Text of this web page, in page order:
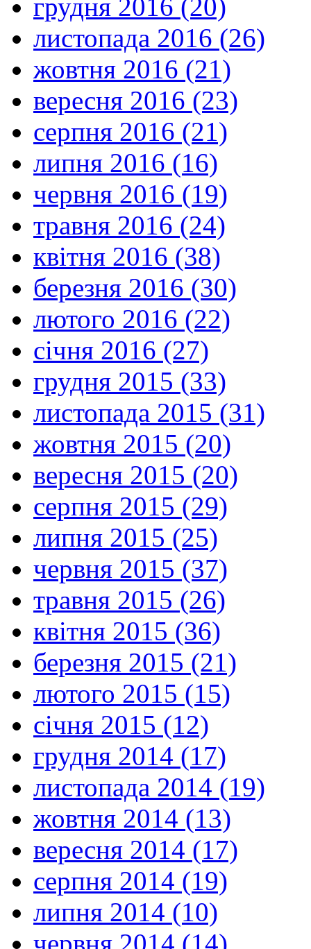
грудня 2016 (20)
листопада 2016 (26)
жовтня 2016 (21)
вересня 2016 (23)
серпня 2016 (21)
липня 2016 (16)
червня 2016 (19)
травня 2016 (24)
квітня 2016 (38)
березня 2016 (30)
лютого 2016 (22)
січня 2016 (27)
грудня 2015 (33)
листопада 2015 (31)
жовтня 2015 (20)
вересня 2015 (20)
серпня 2015 (29)
липня 2015 (25)
червня 2015 (37)
травня 2015 (26)
квітня 2015 (36)
березня 2015 (21)
лютого 2015 (15)
січня 2015 (12)
грудня 2014 (17)
листопада 2014 (19)
жовтня 2014 (13)
вересня 2014 (17)
серпня 2014 (19)
липня 2014 (10)
червня 2014 (14)